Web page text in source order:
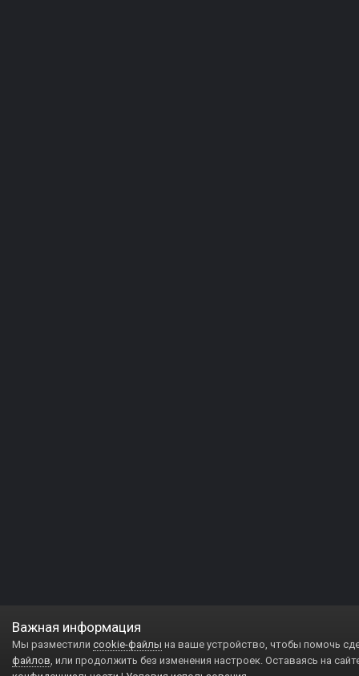
Важная информация
Мы разместили cookie-файлы на ваше устройство, чтобы помочь
файлов, или продолжить без изменения настроек. Оставаясь на